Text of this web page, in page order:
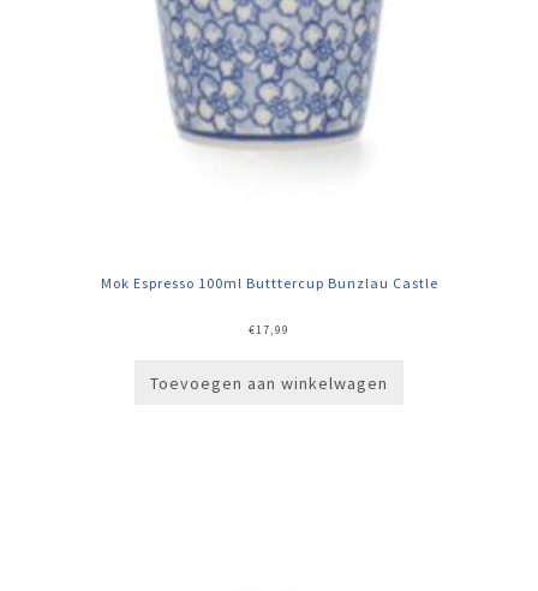
Mok Espresso 100ml Butttercup Bunzlau Castle
€17,99
Toevoegen aan winkelwagen